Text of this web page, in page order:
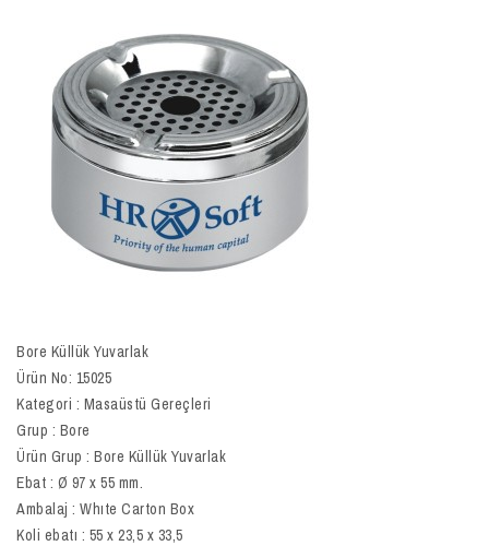
Bore Küllük Yuvarlak
Ürün No: 15025
Kategori : Masaüstü Gereçleri
Grup : Bore
Ürün Grup : Bore Küllük Yuvarlak
Ebat : Ø 97 x 55 mm.
Ambalaj : Whıte Carton Box
Koli ebatı : 55 x 23,5 x 33,5